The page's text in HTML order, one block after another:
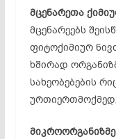
მცენარეთა
მცენარეებს
ფიტოქიმიურ
ხშირად
სახეობებების